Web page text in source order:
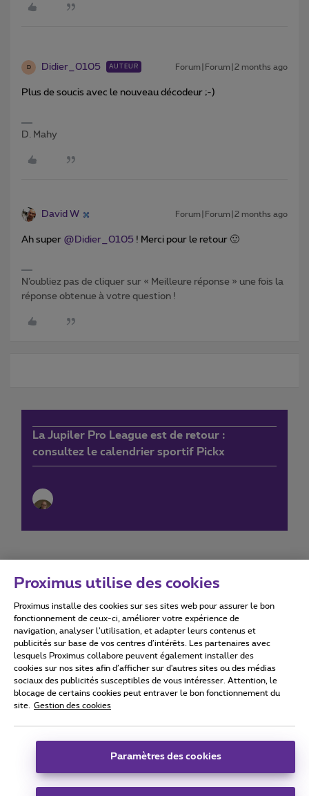
D Didier_0105 AUTEUR Forum|Forum|2 months ago
Plus de soucis avec le nouveau décodeur ;-)
D. Mahy
David W Forum|Forum|2 months ago
Ah super ​ @Didier_0105 ! Merci pour le retour 🙂
N’oubliez pas de cliquer sur « Meilleure réponse » une fois la
réponse obtenue à votre question !
La Jupiler Pro League est de retour :
consultez le calendrier sportif Pickx
Conditions d'utilisation Accessibility statement
Tous droits réservés. © 2026 Proximus
Conditions générales, info consommateur
Coordonnées de l’entreprise
Boulevard du Roi Albert II 27 - B-1030 Bruxelles.
Proximus utilise des cookies
Proximus installe des cookies sur ses sites web pour assurer le bon
fonctionnement de ceux-ci, améliorer votre expérience de
navigation, analyser l’utilisation, et adapter leurs contenus et
publicités sur base de vos centres d’intérêts. Les partenaires avec
lesquels Proximus collabore peuvent également installer des
cookies sur nos sites afin d’afficher sur d'autres sites ou des médias
sociaux des publicités susceptibles de vous intéresser. Attention, le
blocage de certains cookies peut entraver le bon fonctionnement du
site.
Gestion des cookies
Paramètres des cookies